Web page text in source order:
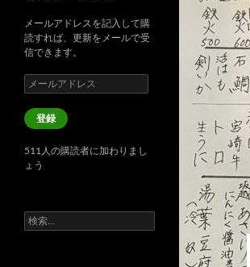
メールアドレスを記入して購
読すれば、更新をメールで受
信できます。
メ
ー
ル
ア
レ
ス
登録
511人の購読者に加わりまし
ょう
検
索: